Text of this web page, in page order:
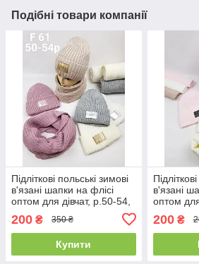
Подібні товари компанії
Підліткові польські зимові
в'язані шапки на флісі
оптом для дівчат, р.50-54,
200 ₴ 350 ₴
Купити
в'язані
оптом
200₴